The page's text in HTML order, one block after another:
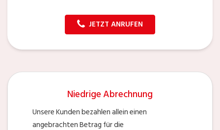
JETZT ANRUFEN
Niedrige Abrechnung
Unsere Kunden bezahlen allein einen
angebrachten Betrag für die